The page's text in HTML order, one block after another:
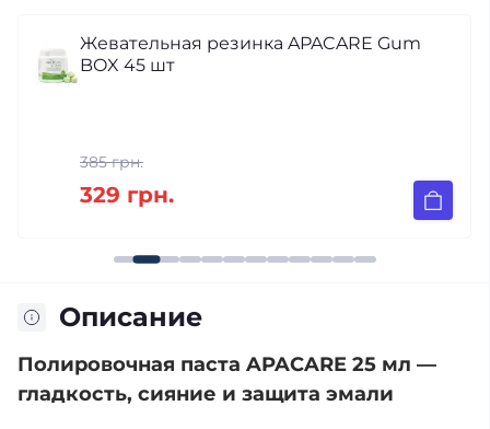
Жевательная резинка APACARE Gum
BOX 45 шт
385 грн.
329 грн.
Описание
Полировочная паста APACARE 25 мл —
гладкость, сияние и защита эмали